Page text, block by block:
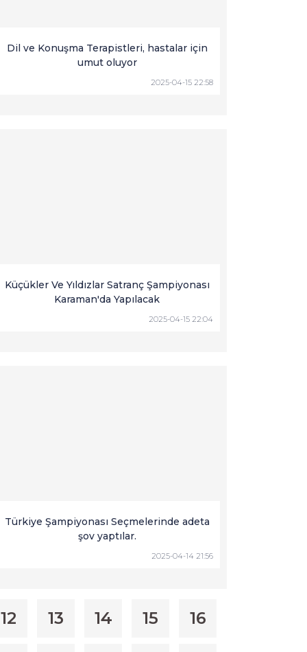
Dil ve Konuşma Terapistleri, hastalar için
umut oluyor
2025-04-15 22:58
Küçükler Ve Yıldızlar Satranç Şampiyonası
Karaman'da Yapılacak
2025-04-15 22:04
Türkiye Şampiyonası Seçmelerinde adeta
şov yaptılar.
2025-04-14 21:56
12 13 14 15 16